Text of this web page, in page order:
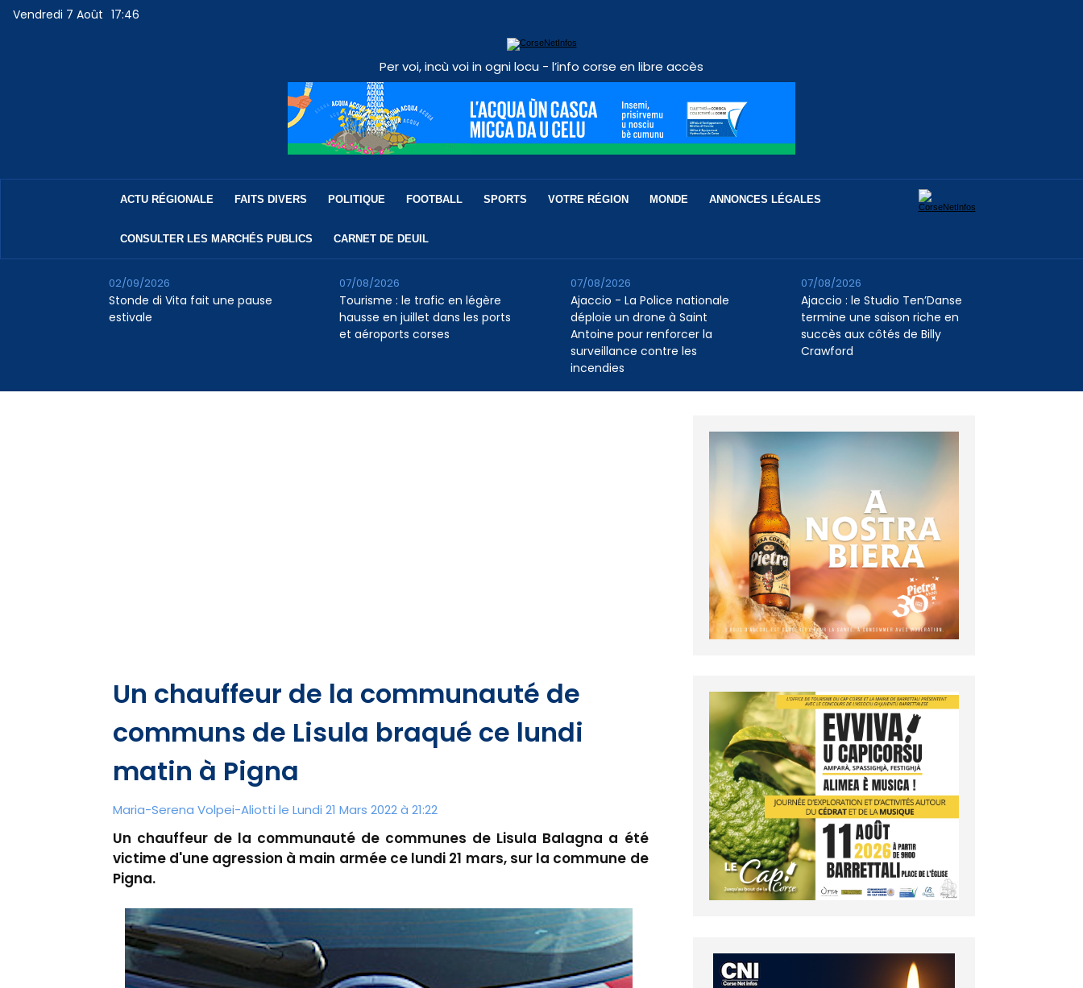
Vendredi 7 Août 17:46
Per voi, incù voi in ogni locu - l’info corse en libre accès
ACTU RÉGIONALE FAITS DIVERS POLITIQUE FOOTBALL SPORTS VOTRE RÉGION MONDE ANNONCES LÉGALES
CONSULTER LES MARCHÉS PUBLICS CARNET DE DEUIL
Stonde di Vita fait une pause
estivale
02/09/2026
Tourisme : le trafic en légère
hausse en juillet dans les ports
et aéroports corses
07/08/2026
Ajaccio - La Police nationale
déploie un drone à Saint
Antoine pour renforcer la
surveillance contre les
incendies
07/08/2026
Ajaccio : le Studio Ten’Danse
termine une saison riche en
succès aux côtés de Billy
Crawford
07/08/2026
Un chauffeur de la communauté de
communs de Lisula braqué ce lundi
matin à Pigna
Maria-Serena Volpei-Aliotti le Lundi 21 Mars 2022 à 21:22
Un chauffeur de la communauté de communes de Lisula Balagna a été
victime d'une agression à main armée ce lundi 21 mars, sur la commune de
Pigna.